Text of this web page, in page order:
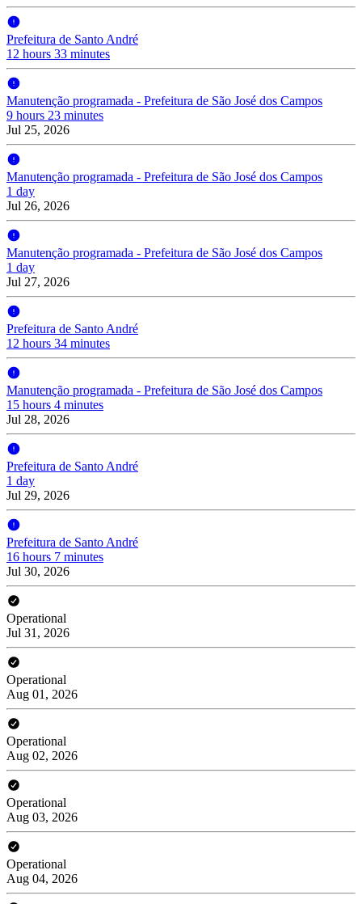
Prefeitura de Santo André
12 hours 33 minutes
Manutenção programada - Prefeitura de São José dos Campos
9 hours 23 minutes
Jul 25, 2026
Manutenção programada - Prefeitura de São José dos Campos
1 day
Jul 26, 2026
Manutenção programada - Prefeitura de São José dos Campos
1 day
Jul 27, 2026
Prefeitura de Santo André
12 hours 34 minutes
Manutenção programada - Prefeitura de São José dos Campos
15 hours 4 minutes
Jul 28, 2026
Prefeitura de Santo André
1 day
Jul 29, 2026
Prefeitura de Santo André
16 hours 7 minutes
Jul 30, 2026
Operational
Jul 31, 2026
Operational
Aug 01, 2026
Operational
Aug 02, 2026
Operational
Aug 03, 2026
Operational
Aug 04, 2026